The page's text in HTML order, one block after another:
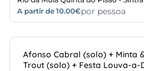
A partir de 10.00€por pessoa
Afonso Cabral (solo) + Minta
Trout (solo) + Festa Louva-a-